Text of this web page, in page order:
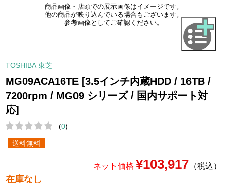
商品画像・店頭での展示画像はイメージです。
他の商品が映り込んでいる場合もございます。
参考画像としてご確認ください。
TOSHIBA 東芝
MG09ACA16TE [3.5インチ内蔵HDD / 16TB /
7200rpm / MG09 シリーズ / 国内サポート対
応]
(0)
送料無料
ネット価格 ¥103,917 （税込）
在庫なし